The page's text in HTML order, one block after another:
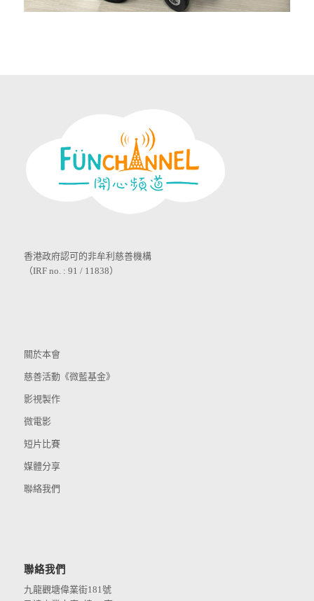
香港政府認可的非牟利慈善機構
（IRF no. : 91 / 11838）
關於本會
慈善活動《微藍基金》
影視製作
微電影
短片比賽
媒體分享
聯絡我們
聯絡我們
九龍觀塘偉業街181號